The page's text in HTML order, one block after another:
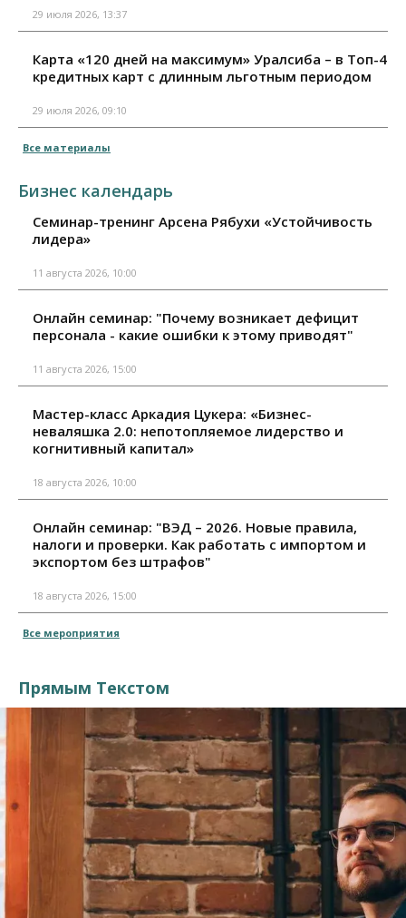
29 июля 2026, 13:37
Карта «120 дней на максимум» Уралсиба – в Топ-4
кредитных карт с длинным льготным периодом
29 июля 2026, 09:10
Все материалы
Бизнес календарь
Семинар-тренинг Арсена Рябухи «Устойчивость
лидера»
11 августа 2026, 10:00
Онлайн семинар: "Почему возникает дефицит
персонала - какие ошибки к этому приводят"
11 августа 2026, 15:00
Мастер-класс Аркадия Цукера: «Бизнес-
неваляшка 2.0: непотопляемое лидерство и
когнитивный капитал»
18 августа 2026, 10:00
Онлайн семинар: "ВЭД – 2026. Новые правила,
налоги и проверки. Как работать с импортом и
экспортом без штрафов"
18 августа 2026, 15:00
Все мероприятия
Прямым Текстом